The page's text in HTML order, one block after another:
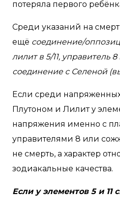
потеряла первого
Среди указаний на
ещё соединение/
лилит в 5/11, управитель
соединение с Селеной
Если среди
Плутоном и Лилит у
напряжения именно с
управителями 8 или
не смерть, а характер
зодиакальные качества.
Если у элементов 5 и 11